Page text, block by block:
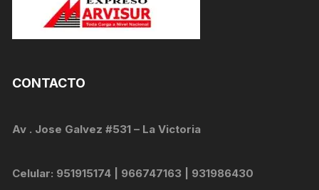
CONTACTO
Av . Jose Galvez #531 – La Victoria
Celular: 951915174 | 966747163 | 931986430